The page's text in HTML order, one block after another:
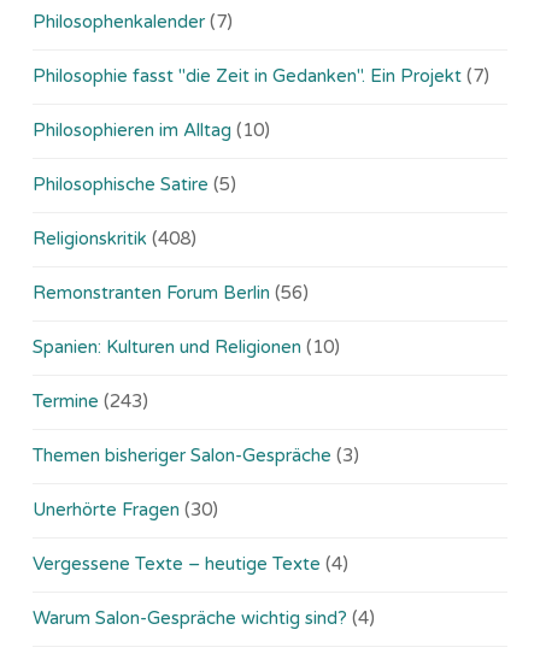
Philosophenkalender (7)
Philosophie fasst "die Zeit in Gedanken". Ein Projekt (7)
Philosophieren im Alltag (10)
Philosophische Satire (5)
Religionskritik (408)
Remonstranten Forum Berlin (56)
Spanien: Kulturen und Religionen (10)
Termine (243)
Themen bisheriger Salon-Gespräche (3)
Unerhörte Fragen (30)
Vergessene Texte – heutige Texte (4)
Warum Salon-Gespräche wichtig sind? (4)